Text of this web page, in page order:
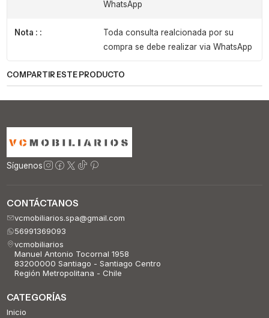
WhatsApp
Nota : :
Toda consulta realcionada por su
compra se debe realizar via WhatsApp
COMPARTIR ESTE PRODUCTO
Síguenos
CONTÁCTANOS
vcmobiliarios.spa@gmail.com
56991369093
vcmobiliarios
Manuel Antonio Tocornal 1958
83200000 Santiago - Santiago Centro
Región Metropolitana - Chile
CATEGORÍAS
Inicio